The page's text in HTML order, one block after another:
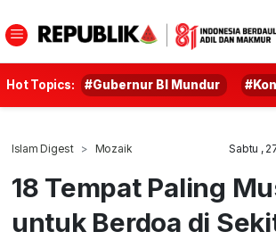
Hot Topics: #Gubernur BI Mundur
Islam Digest Mozaik Sabtu ,
18 Tempat Paling
untuk Berdoa di